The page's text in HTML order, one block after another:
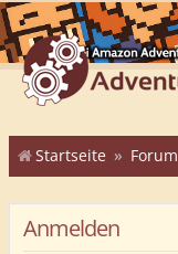
Startseite Forum
Anmelden